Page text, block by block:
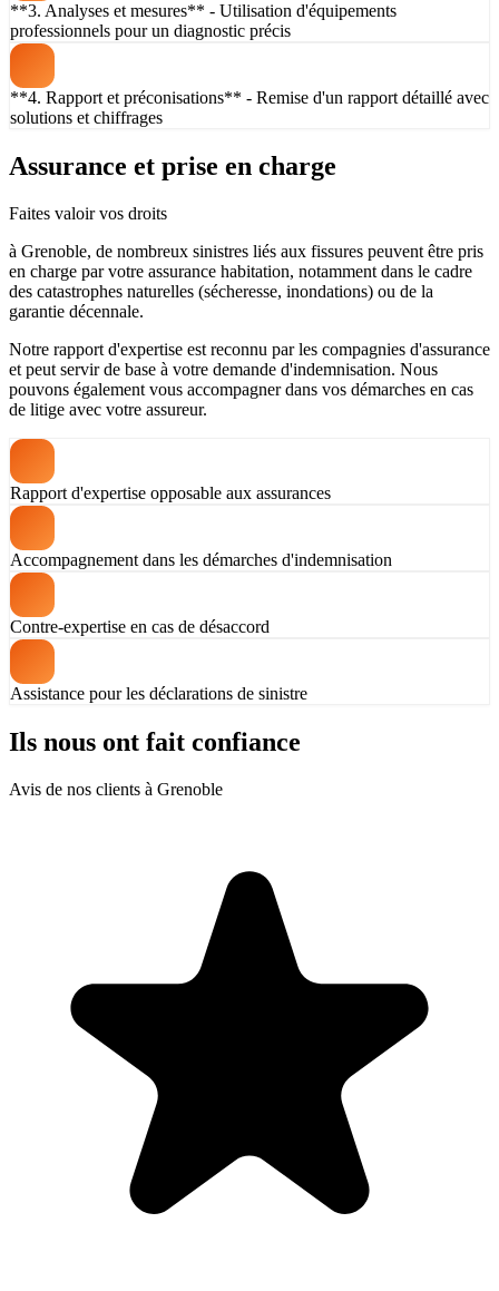
**3. Analyses et mesures** - Utilisation d'équipements
professionnels pour un diagnostic précis
**4. Rapport et préconisations** - Remise d'un rapport détaillé avec
solutions et chiffrages
Assurance et prise en charge
Faites valoir vos droits
à Grenoble, de nombreux sinistres liés aux fissures peuvent être pris
en charge par votre assurance habitation, notamment dans le cadre
des catastrophes naturelles (sécheresse, inondations) ou de la
garantie décennale.
Notre rapport d'expertise est reconnu par les compagnies d'assurance
et peut servir de base à votre demande d'indemnisation. Nous
pouvons également vous accompagner dans vos démarches en cas
de litige avec votre assureur.
Rapport d'expertise opposable aux assurances
Accompagnement dans les démarches d'indemnisation
Contre-expertise en cas de désaccord
Assistance pour les déclarations de sinistre
Ils nous ont fait confiance
Avis de nos clients à Grenoble